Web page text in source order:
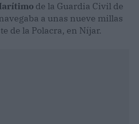
de la Guardia Civil de
a unas nueve millas
de la Polacra, en Níjar.